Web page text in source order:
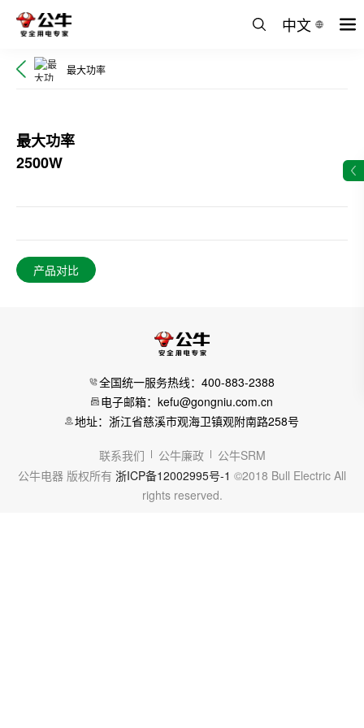
中文
最大功率
最大功率
2500W
产品对比
全国统一服务热线：400-883-2388
电子邮箱：kefu@gongniu.com.cn
地址：浙江省慈溪市观海卫镇观附南路258号
联系我们 公牛廉政
公牛SRM
公牛电器 版权所有 浙ICP备12002995号-1 ©2018 Bull Electric All
rights reserved.